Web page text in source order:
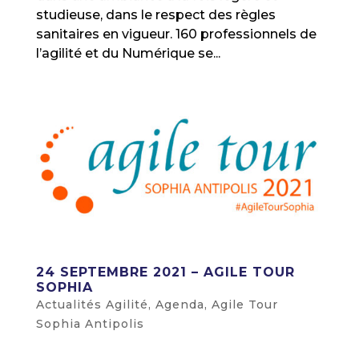
studieuse, dans le respect des règles
sanitaires en vigueur. 160 professionnels de
l’agilité et du Numérique se...
24 SEPTEMBRE 2021 – AGILE TOUR
SOPHIA
Actualités Agilité, Agenda, Agile Tour
Sophia Antipolis